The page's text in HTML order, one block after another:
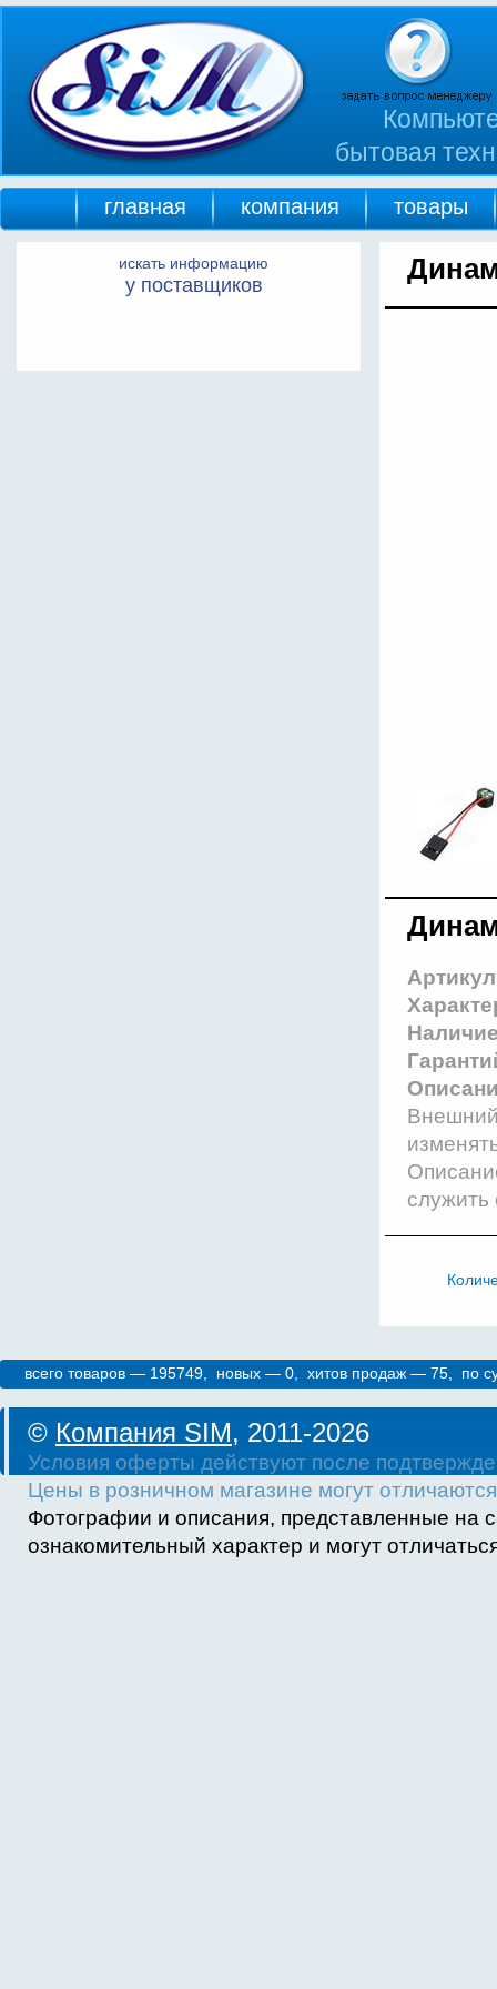
бытовая
главная компания товары
искать информацию
у поставщиков
Артикул
Внешний
всего товаров — 195749, новых — 0, хитов продаж — 75, по
© Компания SIM, 2011-2026
Условия оферты действуют после
Цены в розничном магазине могут
Фотографии и описания, представленные на
ознакомительный характер и могут